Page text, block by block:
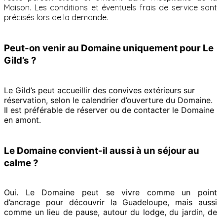
Maison. Les conditions et éventuels frais de service sont
précisés lors de la demande.
Peut-on venir au Domaine uniquement pour Le
Gild’s ?
Le Gild’s peut accueillir des convives extérieurs sur
réservation, selon le calendrier d’ouverture du Domaine.
Il est préférable de réserver ou de contacter le Domaine
en amont.
Le Domaine convient-il aussi à un séjour au
calme ?
Oui. Le Domaine peut se vivre comme un point
d’ancrage pour découvrir la Guadeloupe, mais aussi
comme un lieu de pause, autour du lodge, du jardin, de